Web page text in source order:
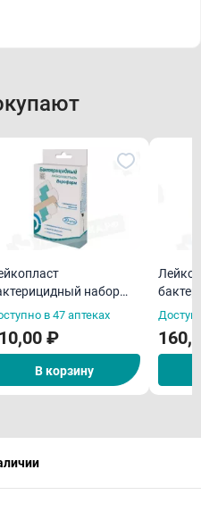
набор
Верофармв 47 аптеках
₽
В корзину